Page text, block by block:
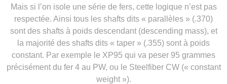
Mais si l’on isole une série de fers, cette logique n’est pas
respectée. Ainsi tous les shafts dits « parallèles » (.370)
sont des shafts à poids descendant (descending mass), et
la majorité des shafts dits « taper » (.355) sont à poids
constant. Par exemple le XP95 qui va peser 95 grammes
précisément du fer 4 au PW, ou le Steelfiber CW (« constant
weight »).